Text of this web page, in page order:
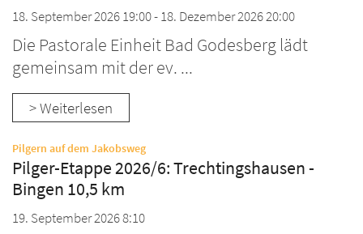
18. September 2026 19:00 - 18. Dezember 2026 20:00
Die Pastorale Einheit Bad Godesberg lädt
gemeinsam mit der ev. ...
> Weiterlesen
Pilgern auf dem Jakobsweg:
Pilger-Etappe 2026/6: Trechtingshausen -
Bingen 10,5 km
19. September 2026 8:10